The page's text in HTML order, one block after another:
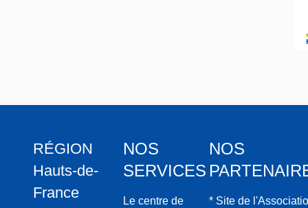
RÉGION
Hauts-de-
France
NOS
SERVICES
Le centre de
NOS
* Site de